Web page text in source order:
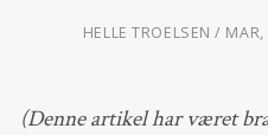
HELLE TROELSEN
(Denne artikel har været